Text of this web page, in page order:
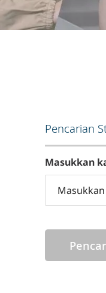
Pencarian
Masukkan